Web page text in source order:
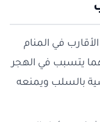
في المنام
يتسبب في الهجر
بالسلب ويمنعه